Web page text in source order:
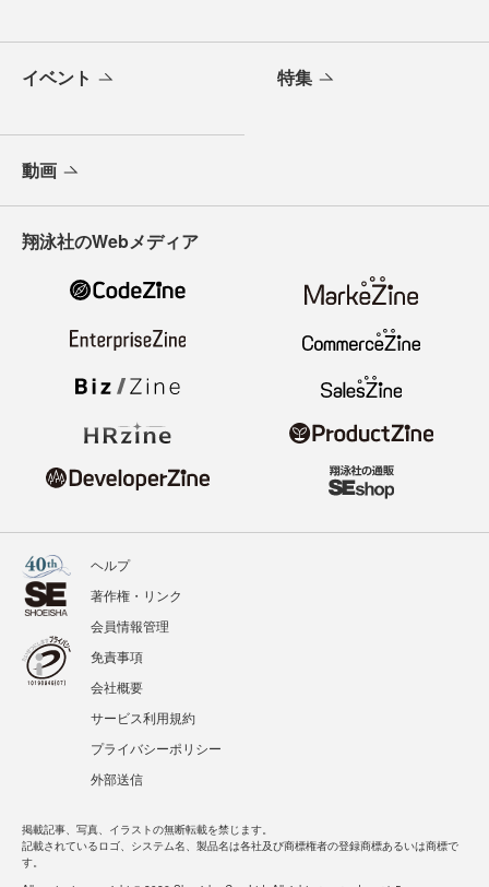
イベント 特集
動画
翔泳社のWebメディア
ヘルプ
著作権・リンク
会員情報管理
免責事項
会社概要
サービス利用規約
プライバシーポリシー
外部送信
掲載記事、写真、イラストの無断転載を禁じます。
記載されているロゴ、システム名、製品名は各社及び商標権者の登録商標あるいは商標で
す。